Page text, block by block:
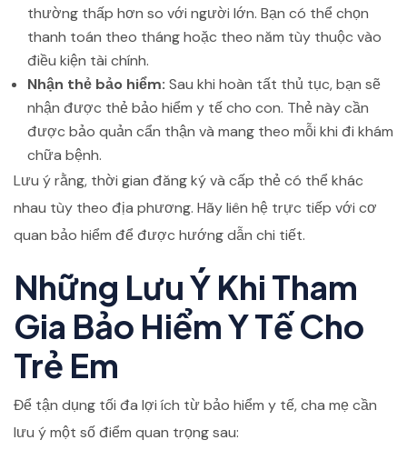
thường thấp hơn so với người lớn. Bạn có thể chọn
thanh toán theo tháng hoặc theo năm tùy thuộc vào
điều kiện tài chính.
Nhận thẻ bảo hiểm: Sau khi hoàn tất thủ tục, bạn sẽ
nhận được thẻ bảo hiểm y tế cho con. Thẻ này cần
được bảo quản cẩn thận và mang theo mỗi khi đi khám
chữa bệnh.
Lưu ý rằng, thời gian đăng ký và cấp thẻ có thể khác
nhau tùy theo địa phương. Hãy liên hệ trực tiếp với cơ
quan bảo hiểm để được hướng dẫn chi tiết.
Những Lưu Ý Khi Tham
Gia Bảo Hiểm Y Tế Cho
Trẻ Em
Để tận dụng tối đa lợi ích từ bảo hiểm y tế, cha mẹ cần
lưu ý một số điểm quan trọng sau: